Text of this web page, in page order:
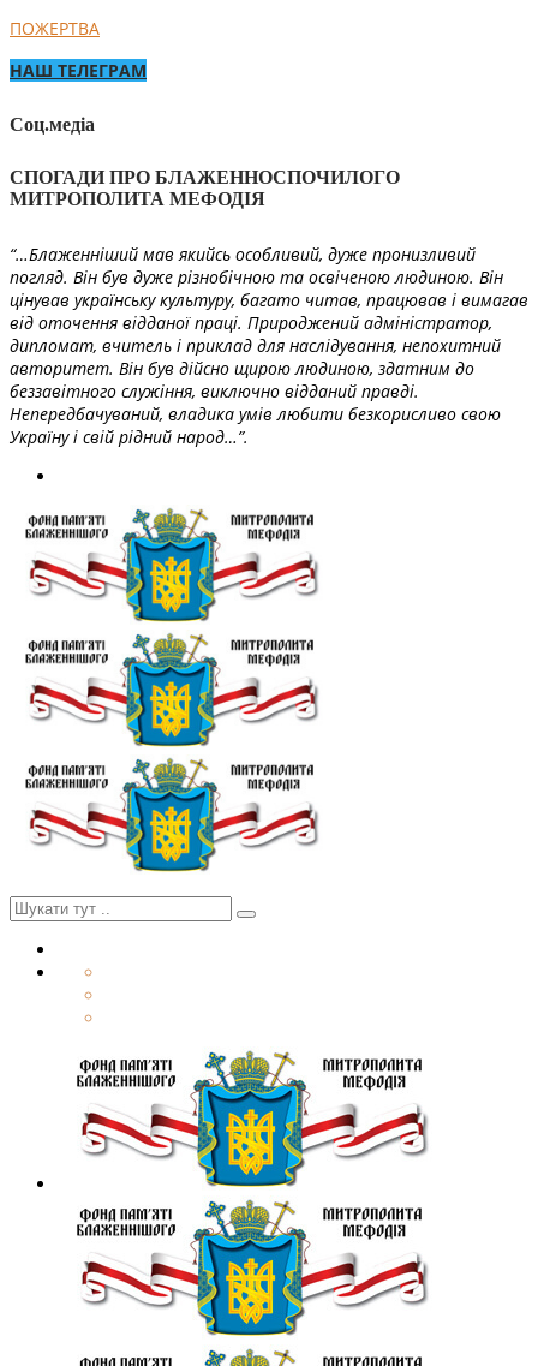
ПОЖЕРТВА
НАШ ТЕЛЕГРАМ
Соц.медіа
СПОГАДИ ПРО БЛАЖЕННОСПОЧИЛОГО
МИТРОПОЛИТА МЕФОДІЯ
“…Блаженніший мав якийсь особливий, дуже пронизливий
погляд. Він був дуже різнобічною та освіченою людиною. Він
цінував українську культуру, багато читав, працював і вимагав
від оточення відданої праці. Природжений адміністратор,
дипломат, вчитель і приклад для наслідування, непохитний
авторитет. Він був дійсно щирою людиною, здатним до
беззавітного служіння, виключно відданий правді.
Непередбачуваний, владика умів любити безкорисливо свою
Україну і свій рідний народ…”.